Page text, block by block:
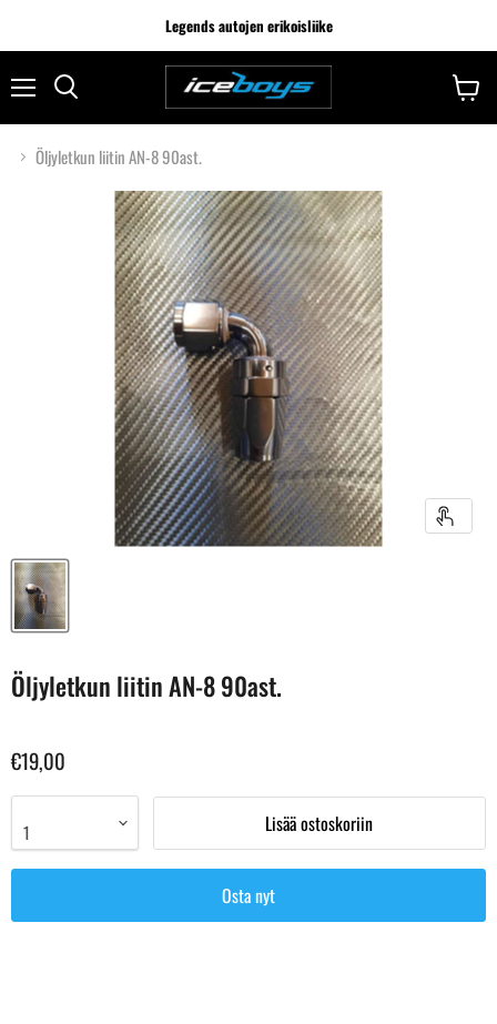
Legends autojen erikoisliike
Öljyletkun liitin AN-8 90ast.
Öljyletkun liitin AN-8 90ast.
€19,00
Lisää ostoskoriin
Osta nyt